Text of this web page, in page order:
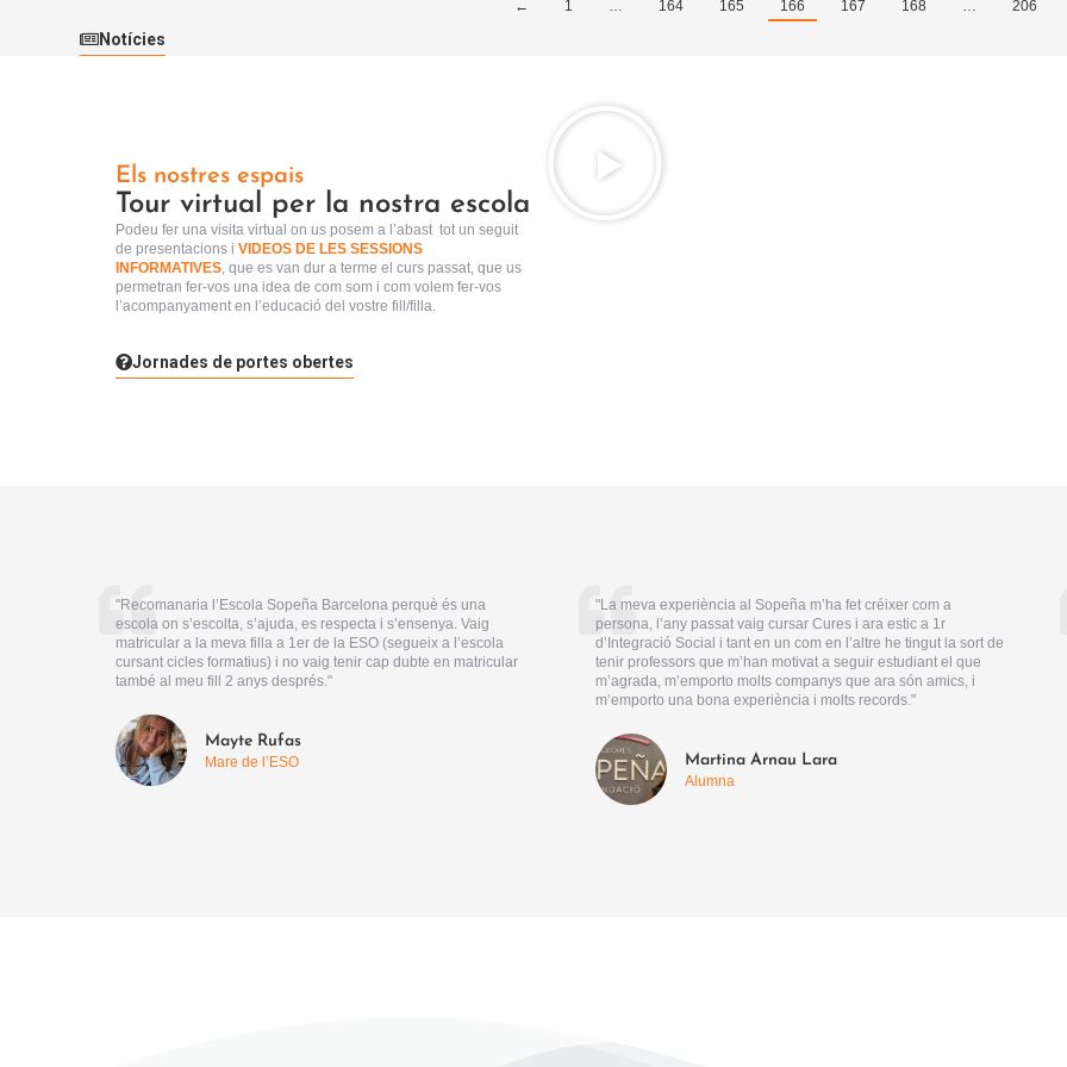
← 1 164 165 166 167 168 206
Notícies
Els nostres espais
Tour virtual per la nostra escola
Podeu fer una visita virtual on us posem a l’abast tot un seguit
de presentacions iVIDEOS DE LES SESSIONS
INFORMATIVES , que es van dur a terme el curs passat, que us
permetran fer-vos una idea de com som i com volem fer-vos
l’acompanyament en l’educació del vostre fill/filla.
Jornades de portes obertes
"Recomanaria l’Escola Sopeña Barcelona perquè és una
escola on s’escolta, s’ajuda, es respecta i s’ensenya. Vaig
matricular a la meva filla a 1er de la ESO (segueix a l’escola
cursant cicles formatius) i no vaig tenir cap dubte en matricular
també al meu fill 2 anys després."
Mayte Rufas
Mare de l’ESO
"La meva experiència al Sopeña m’ha fet créixer com a
persona, l’any passat vaig cursar Cures i ara estic a 1r
d’Integració Social i tant en un com en l’altre he tingut la sort de
tenir professors que m’han motivat a seguir estudiant el que
m’agrada, m’emporto molts companys que ara són amics, i
m’emporto una bona experiència i molts records."
Martina Arnau Lara
Alumna